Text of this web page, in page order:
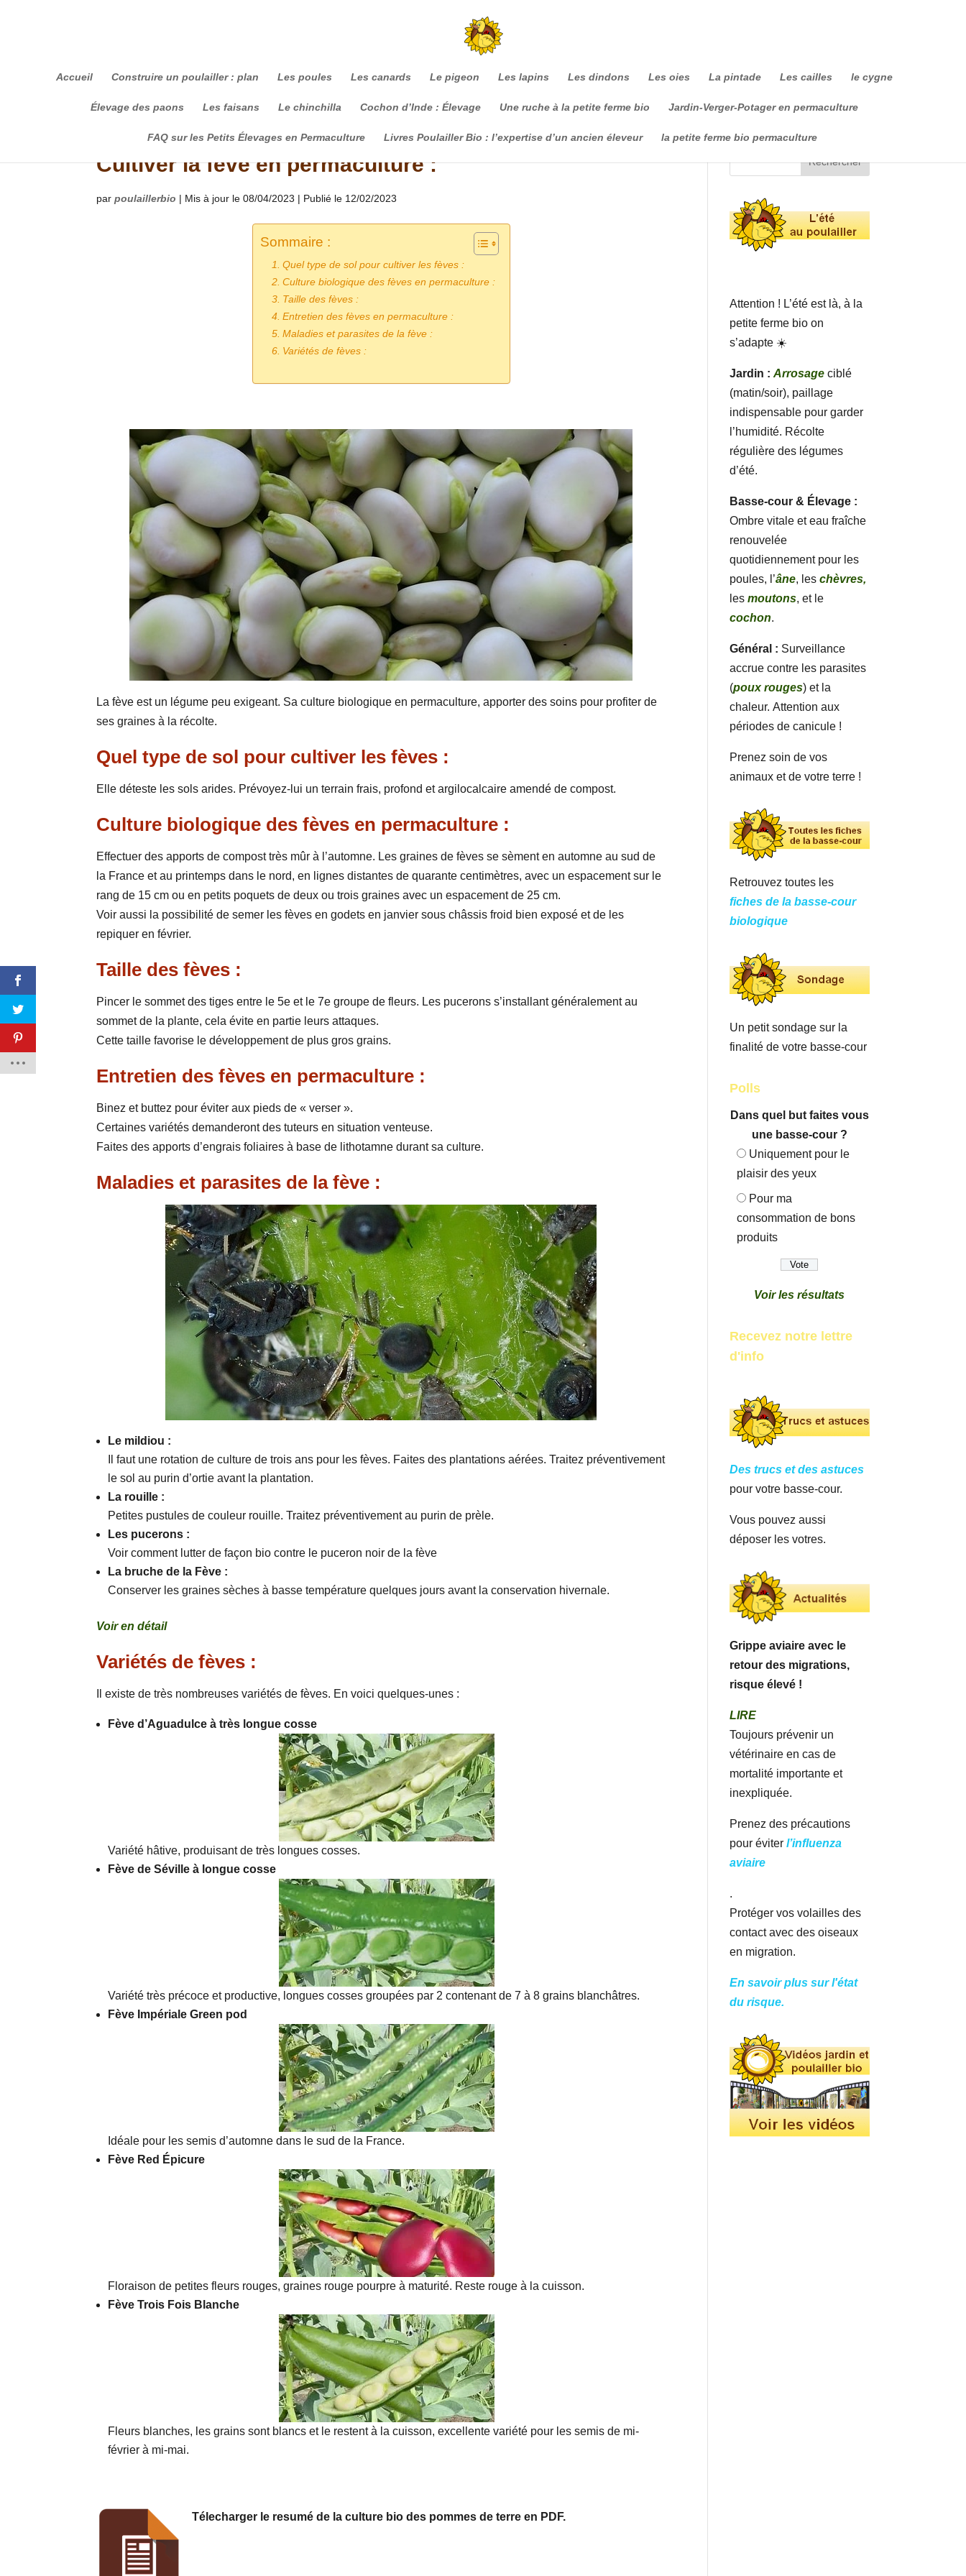
Accueil Construire un poulailler : plan Les poules Les canards Le pigeon Les lapins Les dindons Les oies La pintade Les cailles le cygne
Élevage des paons Les faisans Le chinchilla Cochon d’Inde : Élevage Une ruche à la petite ferme bio Jardin-Verger-Potager en permaculture
FAQ sur les Petits Élevages en Permaculture Livres Poulailler Bio : l’expertise d’un ancien éleveur la petite ferme bio permaculture
Cultiver la fève en permaculture :
parpoulaillerbio | Mis à jour le 08/04/2023 | Publié le 12/02/2023
Sommaire :
Quel type de sol pour cultiver les fèves :
Culture biologique des fèves en permaculture :
Taille des fèves :
Entretien des fèves en permaculture :
Maladies et parasites de la fève :
Variétés de fèves :
La fève est un légume peu exigeant. Sa culture biologique en permaculture, apporter des soins pour profiter de
ses graines à la récolte.
Quel type de sol pour cultiver les fèves :
Elle déteste les sols arides. Prévoyez-lui un terrain frais, profond et argilocalcaire amendé de compost.
Culture biologique des fèves en permaculture :
Effectuer des apports de compost très mûr à l’automne. Les graines de fèves se sèment en automne au sud de
la France et au printemps dans le nord, en lignes distantes de quarante centimètres, avec un espacement sur le
rang de 15 cm ou en petits poquets de deux ou trois graines avec un espacement de 25 cm.
Voir aussi la possibilité de semer les fèves en godets en janvier sous châssis froid bien exposé et de les
repiquer en février.
Taille des fèves :
Pincer le sommet des tiges entre le 5e et le 7e groupe de fleurs. Les pucerons s’installant généralement au
sommet de la plante, cela évite en partie leurs attaques.
Cette taille favorise le développement de plus gros grains.
Entretien des fèves en permaculture :
Binez et buttez pour éviter aux pieds de « verser ».
Certaines variétés demanderont des tuteurs en situation venteuse.
Faites des apports d’engrais foliaires à base de lithotamne durant sa culture.
Maladies et parasites de la fève :
Le mildiou :
Il faut une rotation de culture de trois ans pour les fèves. Faites des plantations aérées. Traitez préventivement
le sol au purin d’ortie avant la plantation.
La rouille :
Petites pustules de couleur rouille. Traitez préventivement au purin de prèle.
Les pucerons :
Voir comment lutter de façon bio contre le puceron noir de la fève
La bruche de la Fève :
Conserver les graines sèches à basse température quelques jours avant la conservation hivernale.
Voir en détail
Variétés de fèves :
Il existe de très nombreuses variétés de fèves. En voici quelques-unes :
Fève d’Aguadulce à très longue cosse
Variété hâtive, produisant de très longues cosses.
Fève de Séville à longue cosse
Variété très précoce et productive, longues cosses groupées par 2 contenant de 7 à 8 grains blanchâtres.
Fève Impériale Green pod
Idéale pour les semis d’automne dans le sud de la France.
Fève Red Épicure
Floraison de petites fleurs rouges, graines rouge pourpre à maturité. Reste rouge à la cuisson.
Fève Trois Fois Blanche
Fleurs blanches, les grains sont blancs et le restent à la cuisson, excellente variété pour les semis de mi-
février à mi-mai.
Télecharger le resumé de la culture bio des pommes de terre en PDF.
Attention ! L’été est là, à la
petite ferme bio on
s’adapte ☀️
Jardin : Arrosage ciblé
(matin/soir), paillage
indispensable pour garder
l’humidité. Récolte
régulière des légumes
d’été.
Basse-cour & Élevage :
Ombre vitale et eau fraîche
renouvelée
quotidiennement pour les
poules, l’âne, leschèvres,
lesmoutons, et le
cochon.
Général : Surveillance
accrue contre les parasites
(poux rouges) et la
chaleur. Attention aux
périodes de canicule !
Prenez soin de vos
animaux et de votre terre !
Retrouvez toutes les
fiches de la basse-cour
biologique
Un petit sondage sur la
finalité de votre basse-cour
Polls
Dans quel but faites vous
une basse-cour ?
Uniquement pour le
plaisir des yeux
Pour ma
consommation de bons
produits
Voir les résultats
Recevez notre lettre
d'info
Des trucs et des astuces
pour votre basse-cour.
Vous pouvez aussi
déposer les votres.
Grippe aviaire avec le
retour des migrations,
risque élevé !
LIRE
Toujours prévenir un
vétérinaire en cas de
mortalité importante et
inexpliquée.
Prenez des précautions
pour éviterl’influenza
aviaire
.
Protéger vos volailles des
contact avec des oiseaux
en migration.
En savoir plus sur l'état
du risque.